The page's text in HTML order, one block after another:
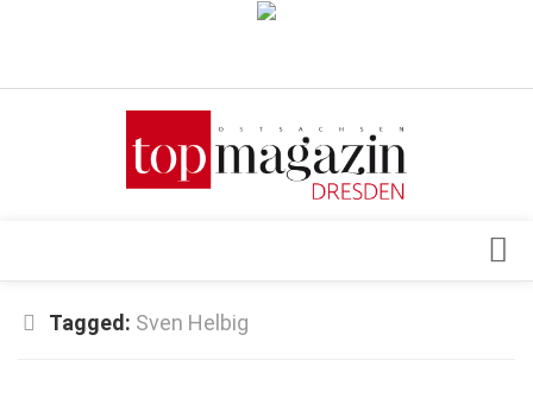
Verkaufsstellen
Top Gesundheitsforum Dresden / Ostsachsen
Tagged: Sven Helbig